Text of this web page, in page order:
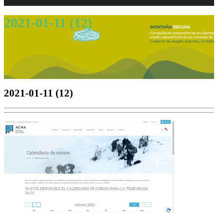
2021-01-11 (12)
2021-01-11 (12)